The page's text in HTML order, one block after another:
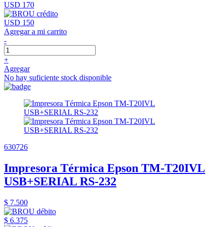
USD 170
USD 150
Agregar a mi carrito
-
+
Agregar
No hay suficiente stock disponible
630726
Impresora Térmica Epson TM-T20IVL
USB+SERIAL RS-232
$ 7.500
$ 6.375